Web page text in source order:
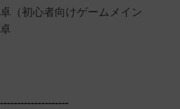
（初心者向けゲームメイン